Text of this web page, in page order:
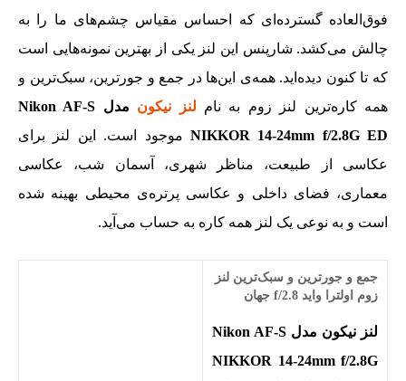
فوق‌العاده گسترده‌ای که احساس مقیاس چشم‌های ما را به
چالش می‌کشد. شارپنس این لنز یکی از بهترین نمونه‌هایی است
که تا کنون دیده‌اید. همه‌ی این‌ها در جمع و جورترین، سبک‌ترین و
همه کاره‌ترین لنز زوم به نام لنز نیکون
مدل Nikon AF-S
NIKKOR 14-24mm f/2.8G ED موجود است. این لنز برای
عکاسی از طبیعت، مناظر شهری، آسمان شب، عکاسی
معماری، فضای داخلی و عکاسی پرتره‌ی محیطی بهینه شده
است و به نوعی یک لنز همه کاره به حساب می‌آید.
جمع و جورترین و سبک‌ترین لنز
زوم اولترا واید
جهان
لنز نیکون مدل Nikon AF-S
NIKKOR 14-24mm f/2.8G